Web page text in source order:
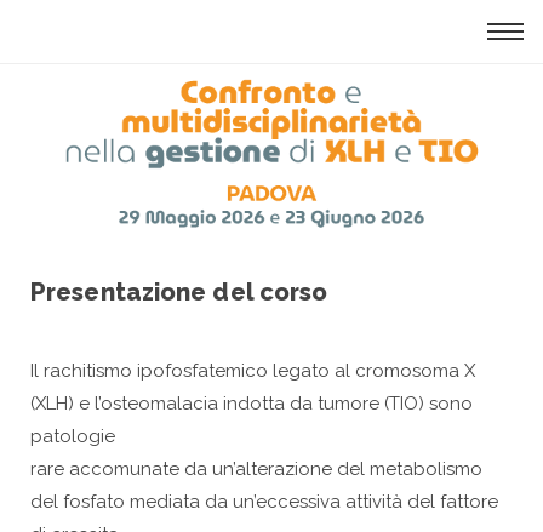
Presentazione del corso
Il rachitismo ipofosfatemico legato al cromosoma X
(XLH) e l’osteomalacia indotta da tumore (TIO) sono
patologie
rare accomunate da un’alterazione del metabolismo
del fosfato mediata da un’eccessiva attività del fattore